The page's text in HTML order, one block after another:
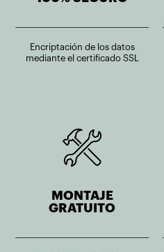
Encriptación de los datos
mediante el certificado SSL
MONTAJE
GRATUITO